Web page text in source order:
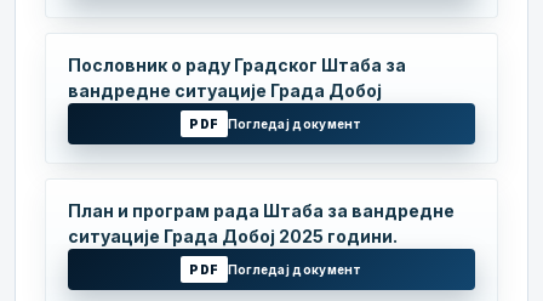
Пословник о раду Градског Штаба за
вандредне ситуације Града Добој
PDF Погледај документ
План и програм рада Штаба за вандредне
ситуације Града Добој 2025 години.
PDF Погледај документ